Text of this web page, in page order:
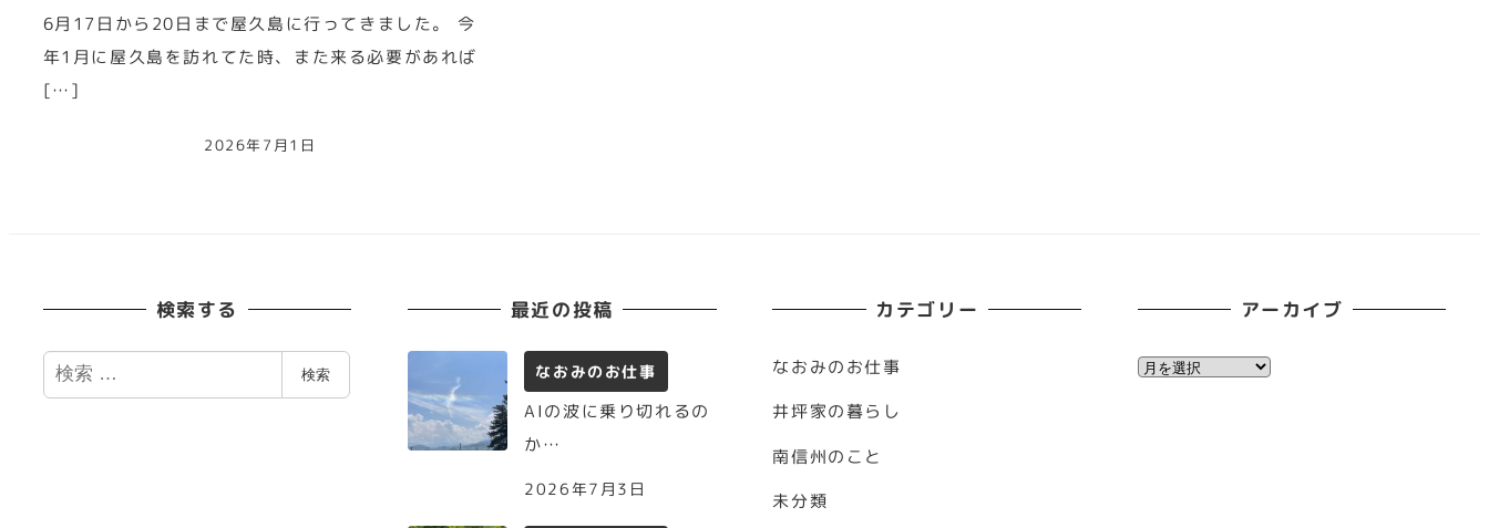
6月17日から20日まで屋久島に行ってきました。 今
年1月に屋久島を訪れてた時、また来る必要があれば
[…]
2026年7月1日
検索する
検
索
検索
最近の投稿
なおみのお仕事
AIの波に乗り切れるの
か…
2026年7月3日
カテゴリー
なおみのお仕事
井坪家の暮らし
南信州のこと
未分類
アーカイブ
ア